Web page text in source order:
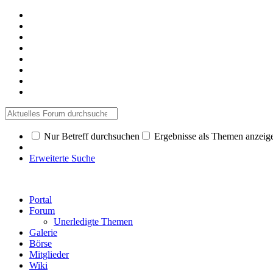
Nur Betreff durchsuchen Ergebnisse als Themen
Erweiterte Suche
Portal
Forum
Unerledigte Themen
Galerie
Börse
Mitglieder
Wiki